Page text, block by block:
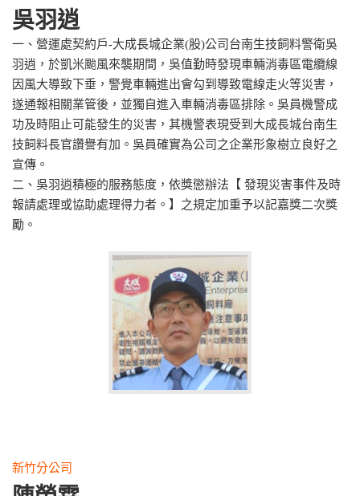
吳羽逍
一、營運處契約戶-大成長城企業(股)公司台南生技飼料警衛吳
羽逍，於凱米颱風來襲期間，吳值勤時發現車輛消毒區電纜線
因風大導致下垂，警覺車輛進出會勾到導致電線走火等災害，
遂通報相關業管後，並獨自進入車輛消毒區排除。吳員機警成
功及時阻止可能發生的災害，其機警表現受到大成長城台南生
技飼料長官讚譽有加。吳員確實為公司之企業形象樹立良好之
宣傳。
二、吳羽逍積極的服務態度，依獎懲辦法【 發現災害事件及時
報請處理或協助處理得力者。】之規定加重予以記嘉獎二次獎
勵。
新竹分公司